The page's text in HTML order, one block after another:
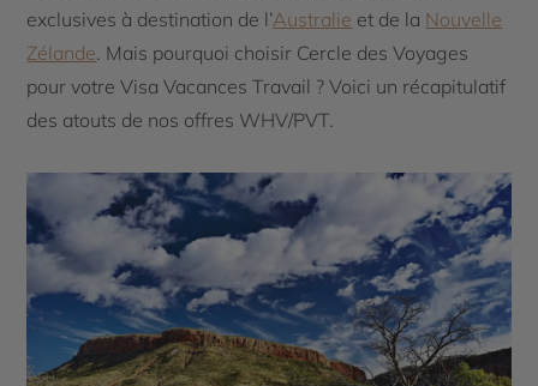
exclusives à destination de l’Australie et de la Nouvelle
Zélande. Mais pourquoi choisir Cercle des Voyages
pour votre Visa Vacances Travail ? Voici un récapitulatif
des atouts de nos offres WHV/PVT.